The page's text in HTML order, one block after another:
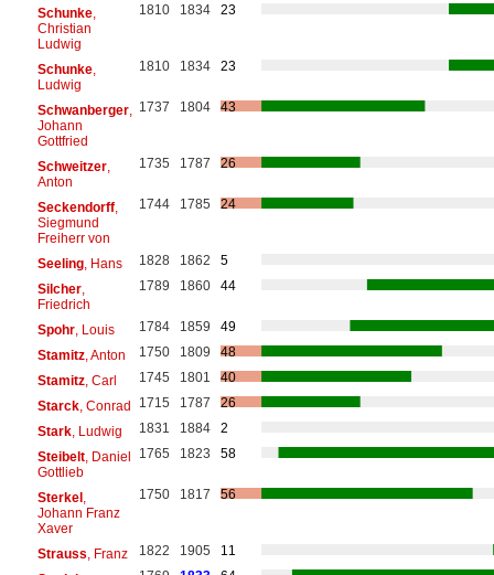
Schunke,
Christian
Ludwig
1810 1834 23
Schunke,
Ludwig
1810 1834 23
Schwanberger,
Johann
Gottfried
1737 1804 43
Schweitzer,
Anton
1735 1787 26
Seckendorff,
Siegmund
Freiherr von
1744 1785 24
Seeling, Hans 1828 1862
5
Silcher,
Friedrich
1789 1860 44
Spohr, Louis 1784 1859
49
Stamitz, Anton 1750 1809
48
Stamitz, Carl 1745 1801
40
Starck, Conrad 1715 1787
26
Stark, Ludwig 1831 1884
2
Steibelt, Daniel
Gottlieb
1765 1823 58
Sterkel,
Johann Franz
Xaver
1750 1817 56
Strauss , Franz 1822 1905
11